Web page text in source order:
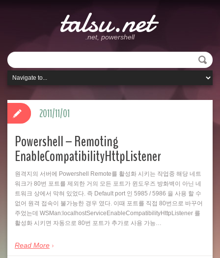
talsu.net
.net, powershell
Powershell – Remoting
EnableCompatibilityHttpListener
원격지의 서버에 Powershell Remote를 활성화 시키는 작업중 해당 네트
워크가 80번 포트를 제외한 거의 모든 포트가 윈도우즈 방화벽이 아닌 네
트워크 상에서 막혀 있었다. 즉 Default port 인 5985 / 5986 을 사용 할 수
없어 원격 접속이 불가능한 경우 였다. 이때 포트를 직접 80번으로 바꾸어
주었는데 WSMan:localhostServiceEnableCompatibilityHttpListener 를
활성화 시키면 자동으로 80번 포트가 추가로 사용 가능…
Read More
2011/11/01